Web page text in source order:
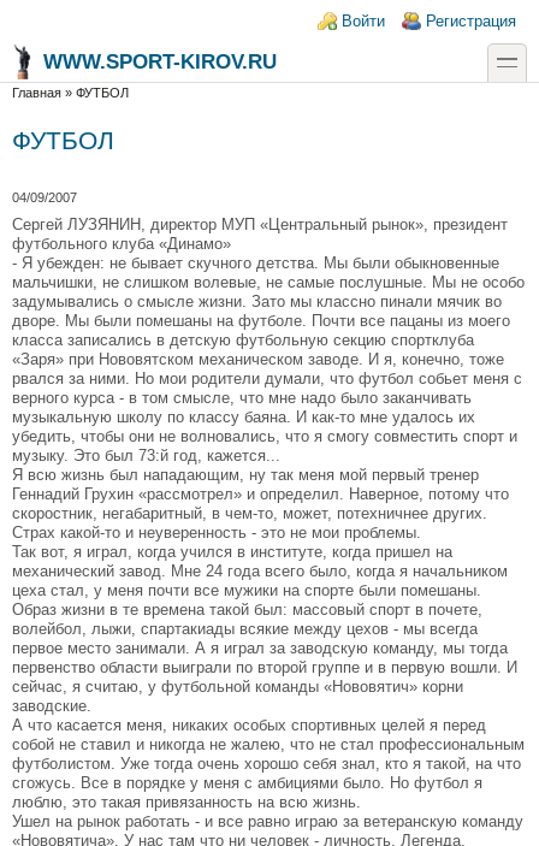
Login links
Войти Регистрация
WWW.SPORT-KIROV.RU
toggle
Вы здесь
Главная » ФУТБОЛ
ФУТБОЛ
04/09/2007
Сергей ЛУЗЯНИН, директор МУП «Центральный рынок», президент
футбольного клуба «Динамо»
- Я убежден: не бывает скучного детства. Мы были обыкновенные
мальчишки, не слишком волевые, не самые послушные. Мы не особо
задумывались о смысле жизни. Зато мы классно пинали мячик во
дворе. Мы были помешаны на футболе. Почти все пацаны из моего
класса записались в детскую футбольную секцию спортклуба
«Заря» при Нововятском механическом заводе. И я, конечно, тоже
рвался за ними. Но мои родители думали, что футбол собьет меня с
верного курса - в том смысле, что мне надо было заканчивать
музыкальную школу по классу баяна. И как-то мне удалось их
убедить, чтобы они не волновались, что я смогу совместить спорт и
музыку. Это был 73:й год, кажется...
Я всю жизнь был нападающим, ну так меня мой первый тренер
Геннадий Грухин «рассмотрел» и определил. Наверное, потому что
скоростник, негабаритный, в чем-то, может, потехничнее других.
Страх какой-то и неуверенность - это не мои проблемы.
Так вот, я играл, когда учился в институте, когда пришел на
механический завод. Мне 24 года всего было, когда я начальником
цеха стал, у меня почти все мужики на спорте были помешаны.
Образ жизни в те времена такой был: массовый спорт в почете,
волейбол, лыжи, спартакиады всякие между цехов - мы всегда
первое место занимали. А я играл за заводскую команду, мы тогда
первенство области выиграли по второй группе и в первую вошли. И
сейчас, я считаю, у футбольной команды «Нововятич» корни
заводские.
А что касается меня, никаких особых спортивных целей я перед
собой не ставил и никогда не жалею, что не стал профессиональным
футболистом. Уже тогда очень хорошо себя знал, кто я такой, на что
сгожусь. Все в порядке у меня с амбициями было. Но футбол я
люблю, это такая привязанность на всю жизнь.
Ушел на рынок работать - и все равно играю за ветеранскую команду
«Нововятича». У нас там что ни человек - личность. Легенда.